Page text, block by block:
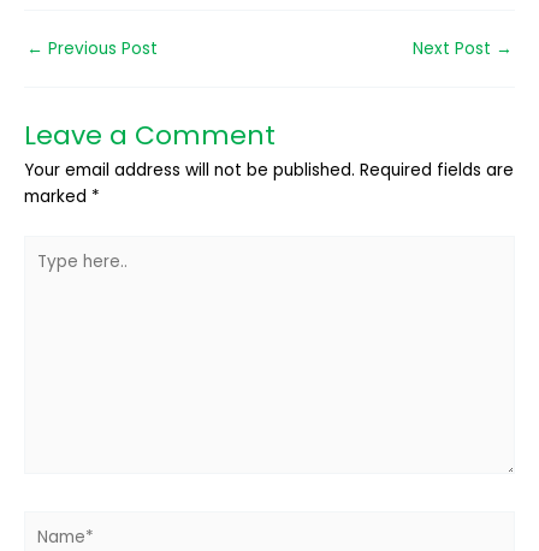
← Previous Post Next Post →
Leave a Comment
Your email address will not be published. Required fields are
marked *
here..